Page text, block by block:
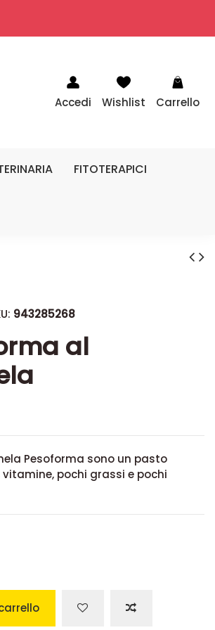
Accedi Wishlist Carrello
FITOTERAPICI
943285268
al
Pesoforma sono un pasto
pochi grassi e pochi